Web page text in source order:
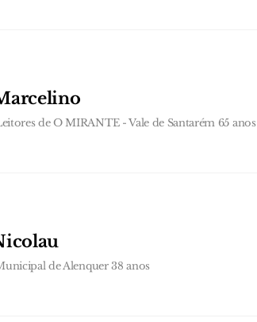
de O MIRANTE - Vale de Santarém 65 anos
de Alenquer 38 anos